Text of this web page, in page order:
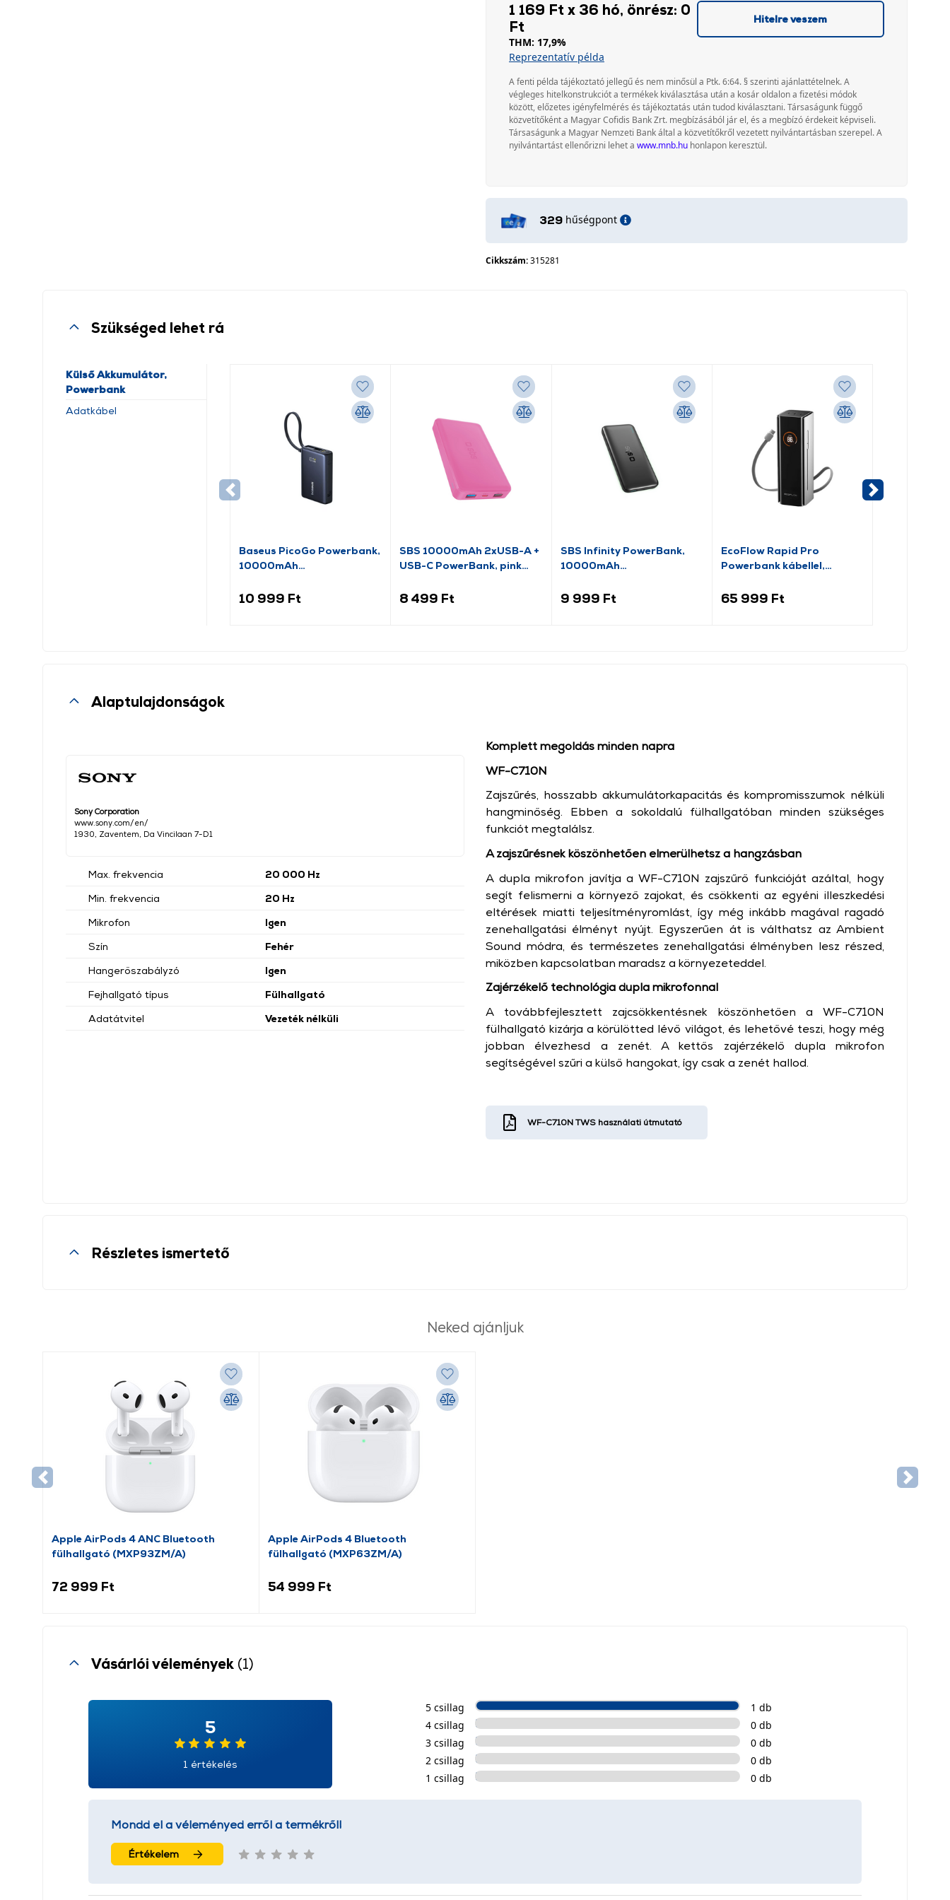
1 169 Ft x 36 hó, önrész: 0
Ft
THM: 17,9%
Reprezentatív példa
Hitelre veszem
A fenti példa tájékoztató jellegű és nem minősül a Ptk. 6:64. § szerinti ajánlattételnek. A
végleges hitelkonstrukciót a termékek kiválasztása után a kosár oldalon a fizetési módok
között, előzetes igényfelmérés és tájékoztatás után tudod kiválasztani. Társaságunk függő
közvetítőként a Magyar Cofidis Bank Zrt. megbízásából jár el, és a megbízó érdekeit képviseli.
Társaságunk a Magyar Nemzeti Bank által a közvetítőkről vezetett nyilvántartásban szerepel. A
nyilvántartást ellenőrizni lehet a www.mnb.hu honlapon keresztül.
329 hűségpont
Cikkszám:315281
Szükséged lehet rá
Külső Akkumulátor,
Powerbank
Adatkábel
Baseus PicoGo Powerbank,
10000mAh
10 999 Ft
SBS 10000mAh 2xUSB-A +
USB-C PowerBank, pink
8 499 Ft
SBS Infinity PowerBank,
10000mAh
9 999 Ft
EcoFlow Rapid Pro
Powerbank kábellel,
65 999 Ft
Alaptulajdonságok
Sony Corporation
www.sony.com/en/
1930, Zaventem, Da Vincilaan 7-D1
Max. frekvencia
20 000 Hz
Min. frekvencia
20 Hz
Mikrofon
Igen
Szín
Fehér
Hangerőszabályzó
Igen
Fejhallgató típus
Fülhallgató
Adatátvitel
Vezeték nélküli
Komplett megoldás minden napra
WF-C710N
Zajszűrés, hosszabb akkumulátorkapacitás és kompromisszumok nélküli
hangminőség. Ebben a sokoldalú fülhallgatóban minden szükséges
funkciót megtalálsz.
A zajszűrésnek köszönhetően elmerülhetsz a hangzásban
A dupla mikrofon javítja a WF-C710N zajszűrő funkcióját azáltal, hogy
segít felismerni a környező zajokat, és csökkenti az egyéni illeszkedési
eltérések miatti teljesítményromlást, így még inkább magával ragadó
zenehallgatási élményt nyújt. Egyszerűen át is válthatsz az Ambient
Sound módra, és természetes zenehallgatási élményben lesz részed,
miközben kapcsolatban maradsz a környezeteddel.
Zajérzékelő technológia dupla mikrofonnal
A továbbfejlesztett zajcsökkentésnek köszönhetően a WF-C710N
fülhallgató kizárja a körülötted lévő világot, és lehetővé teszi, hogy még
jobban élvezhesd a zenét. A kettős zajérzékelő dupla mikrofon
segítségével szűri a külső hangokat, így csak a zenét hallod.
WF-C710N TWS használati útmutató
Részletes ismertető
Neked ajánljuk
Apple AirPods 4 ANC Bluetooth
fülhallgató (MXP93ZM/A)
72 999 Ft
Apple AirPods 4 Bluetooth
fülhallgató (MXP63ZM/A)
54 999 Ft
Vásárlói vélemények (1)
5
1 értékelés
5 csillag
1 db
4 csillag
0 db
3 csillag
0 db
2 csillag
0 db
1 csillag
0 db
Mondd el a véleményed erről a termékről!
Értékelem